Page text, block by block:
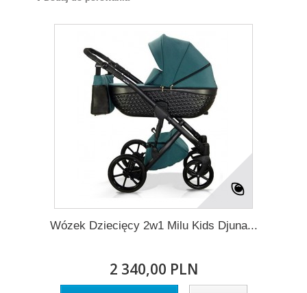
Wózek Dziecięcy 2w1 Milu Kids Djuna...
2 340,00 PLN